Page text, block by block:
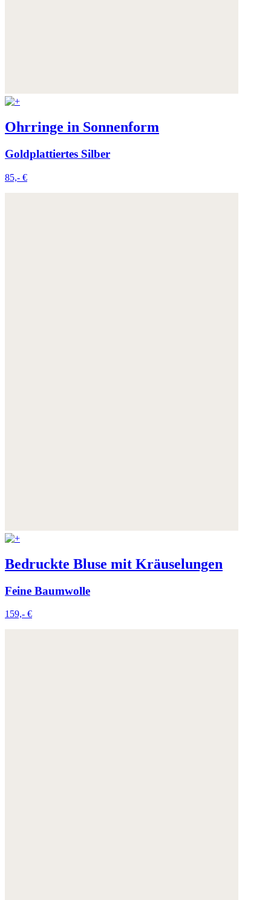
Ohrringe in Sonnenform
Goldplattiertes Silber
85,- €
Bedruckte Bluse mit Kräuselungen
Feine Baumwolle
159,- €